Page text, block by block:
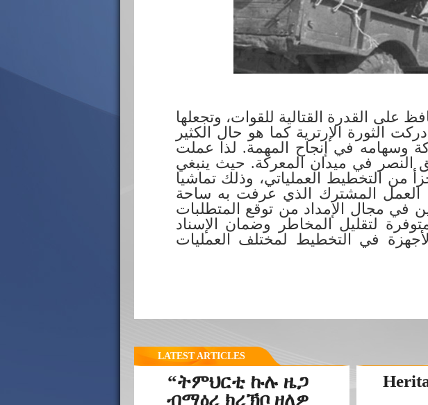
على القدرة القتالية للقوات، وتجعلها
الثورة الإرترية كما هو حال الكثير
وسهامه في إنجاح المهمة. لذا عملت
النصر في ميدان المعركة. حيث ينبغي
من التخطيط العملياتي، وذلك تماشيا
العمل المشترك الذي عرفت به ساحة
في مجال الإمداد من توقع المتطلبات
لتقليل المخاطر وضمان الإسناد
في التخطيط لمختلف العمليات
LATEST ARTICLES
“ትምህርቲ ኩሉ ዜጋ
ብማዕረ ክረኽቦ ዘለዎ